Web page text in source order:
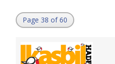
Page 38 of 60